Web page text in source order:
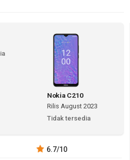
Nokia C210
Rilis August 2023
Tidak tersedia
6.7/10